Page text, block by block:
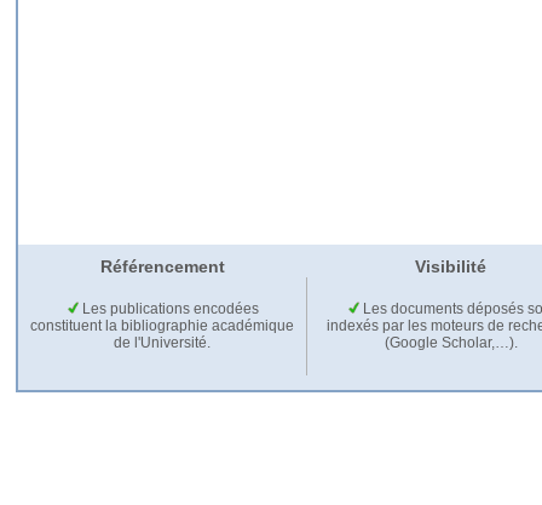
Référencement Visibilité
Les publications encodées
constituent la bibliographie académique
de l'Université.
Les documents déposés
indexés par les moteurs de
(Google Scholar,…).